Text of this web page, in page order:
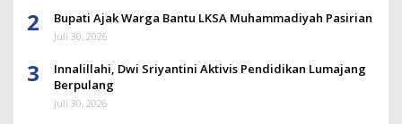
2 Bupati Ajak Warga Bantu LKSA Muhammadiyah Pasirian
Juli 30, 2026
3
Innalillahi, Dwi Sriyantini Aktivis Pendidikan Lumajang
Berpulang
Juli 30, 2026